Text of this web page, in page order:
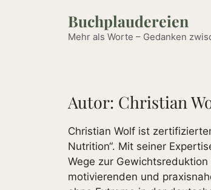
Buchplaudereien
Mehr als Worte – Gedanken
Autor: Christian
Christian Wolf ist
Nutrition“. Mit seiner
Wege zur
motivierenden und